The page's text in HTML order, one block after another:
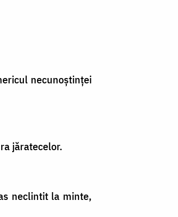
necunoştinţei
jăratecelor.
neclintit la minte,